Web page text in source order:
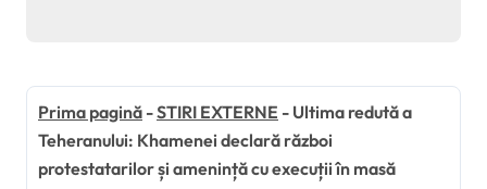
Prima pagină -STIRI EXTERNE - Ultima redută a
Teheranului: Khamenei declară război
protestatarilor și amenință cu execuții în masă